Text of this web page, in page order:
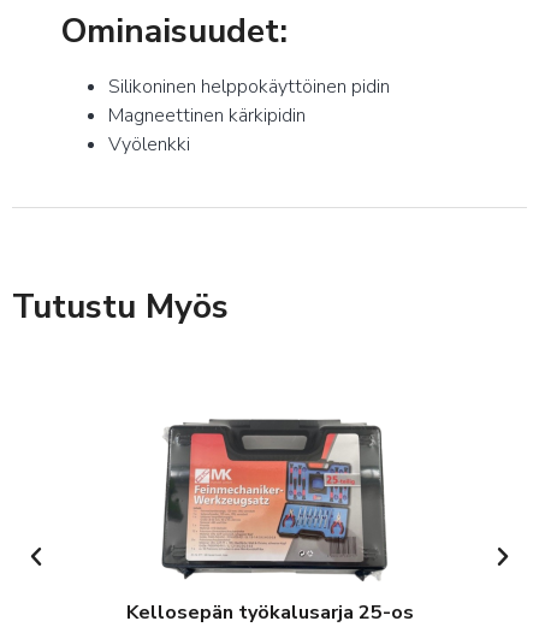
Ominaisuudet:
Silikoninen helppokäyttöinen pidin
Magneettinen kärkipidin
Vyölenkki
Tutustu Myös
Kellosepän työkalusarja 25-os